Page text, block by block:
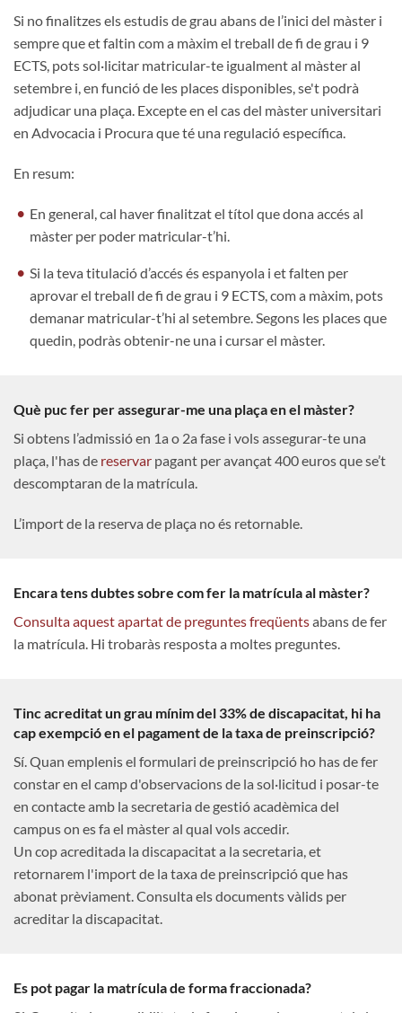
Si no finalitzes els estudis de grau abans de l’inici del màster i
sempre que et faltin com a màxim el treball de fi de grau i 9
ECTS, pots sol·licitar matricular-te igualment al màster al
setembre i, en funció de les places disponibles, se't podrà
adjudicar una plaça. Excepte en el cas del màster universitari
en Advocacia i Procura que té una regulació específica.
En resum:
En general, cal haver finalitzat el títol que dona accés al
màster per poder matricular-t’hi.
Si la teva titulació d’accés és espanyola i et falten per
aprovar el treball de fi de grau i 9 ECTS, com a màxim, pots
demanar matricular-t’hi al setembre. Segons les places que
quedin, podràs obtenir-ne una i cursar el màster.
Què puc fer per assegurar-me una plaça en el màster?
Si obtens l’admissió en 1a o 2a fase i vols assegurar-te una
plaça, l'has de reservar pagant per avançat 400 euros que se’t
descomptaran de la matrícula.
L’import de la reserva de plaça no és retornable.
Encara tens dubtes sobre com fer la matrícula al màster?
Consulta aquest apartat de preguntes freqüentsabans de fer
la matrícula. Hi trobaràs resposta a moltes preguntes.
Tinc acreditat un grau mínim del 33% de discapacitat, hi ha
cap exempció en el pagament de la taxa de preinscripció?
Sí. Quan emplenis el formulari de preinscripció ho has de fer
constar en el camp d'observacions de la sol·licitud i posar-te
en contacte amb la secretaria de gestió acadèmica del
campus on es fa el màster al qual vols accedir.
Un cop acreditada la discapacitat a la secretaria, et
retornarem l'import de la taxa de preinscripció que has
abonat prèviament. Consulta els documents vàlids per
acreditar la discapacitat.
Es pot pagar la matrícula de forma fraccionada?